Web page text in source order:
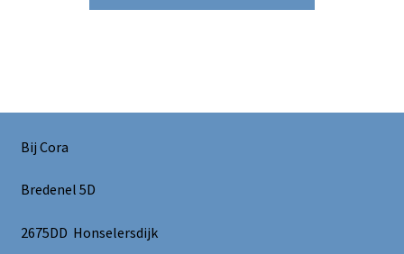
Bij Cora
Bredenel 5D
2675DD Honselersdijk